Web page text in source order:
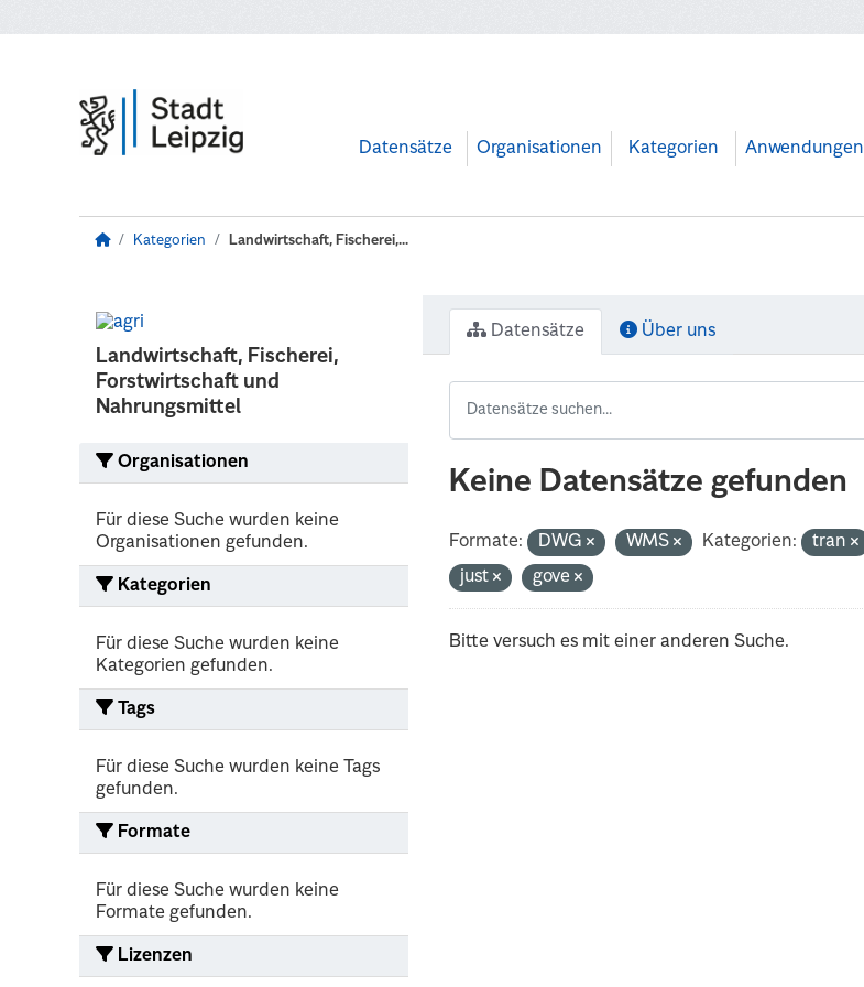
Datensätze Organisationen Kategorien Anwendungen
Kategorien Landwirtschaft, Fischerei,...
Landwirtschaft, Fischerei,
Forstwirtschaft und
Nahrungsmittel
Organisationen
Für diese Suche wurden keine
Organisationen gefunden.
Kategorien
Für diese Suche wurden keine
Kategorien gefunden.
Tags
Für diese Suche wurden keine Tags
gefunden.
Formate
Für diese Suche wurden keine
Formate gefunden.
Lizenzen
Datensätze Über uns
Keine Datensätze gefunden
Formate: DWG WMS Kategorien: tran
just
gove
Bitte versuch es mit einer anderen Suche.